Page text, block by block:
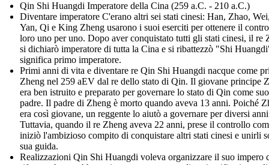
Qin Shi Huangdi Imperatore della Cina (259 a.C. - 210 a.C.)
Diventare imperatore C'erano altri sei stati cinesi: Han, Zhao,
Yan, Qi e King Zheng usarono i suoi eserciti per ottenere il
loro uno per uno. Dopo aver conquistato tutti gli stati cinesi, il re
si dichiarò imperatore di tutta la Cina e si ribattezzò "Shi
significa primo imperatore.
Primi anni di vita e diventare re Qin Shi Huangdi nacque come
Zheng nel 259 aEV dal re dello stato di Qin. Il giovane principe
era ben istruito e preparato per governare lo stato di Qin come suo
padre. Il padre di Zheng è morto quando aveva 13 anni. Poiché
era così giovane, un reggente lo aiutò a governare per diversi
Tuttavia, quando il re Zheng aveva 22 anni, prese il controllo
iniziò l'ambizioso compito di conquistare altri stati cinesi e unirli
sua guida.
Realizzazioni Qin Shi Huangdi voleva organizzare il suo impero